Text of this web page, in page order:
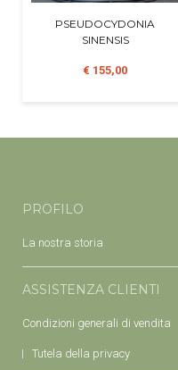
PSEUDOCYDONIA
SINENSIS
€ 155,00
PROFILO
La nostra storia
ASSISTENZA CLIENTI
Condizioni generali di vendita
Tutela della privacy